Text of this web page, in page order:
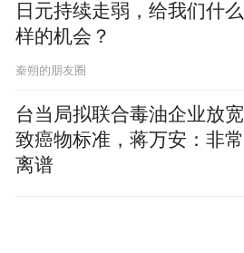
日元持续走弱，给我们什么
样的机会？
秦朔的朋友圈
台当局拟联合毒油企业放宽
致癌物标准，蒋万安：非常
离谱